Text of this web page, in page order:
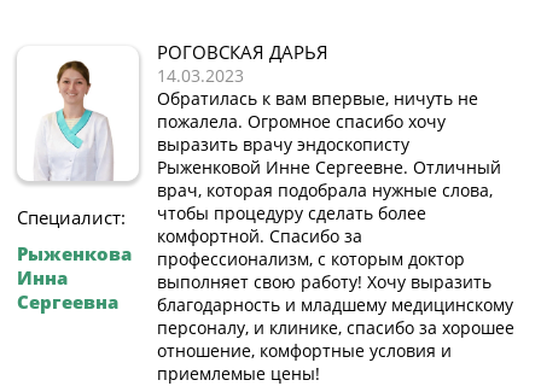
Специалист:
Рыженкова
Инна
Сергеевна
РОГОВСКАЯ ДАРЬЯ
14.03.2023
Обратилась к вам впервые, ничуть не
пожалела. Огромное спасибо хочу
выразить врачу эндоскописту
Рыженковой Инне Сергеевне. Отличный
врач, которая подобрала нужные слова,
чтобы процедуру сделать более
комфортной. Спасибо за
профессионализм, с которым доктор
выполняет свою работу! Хочу выразить
благодарность и младшему медицинскому
персоналу, и клинике, спасибо за хорошее
отношение, комфортные условия и
приемлемые цены!